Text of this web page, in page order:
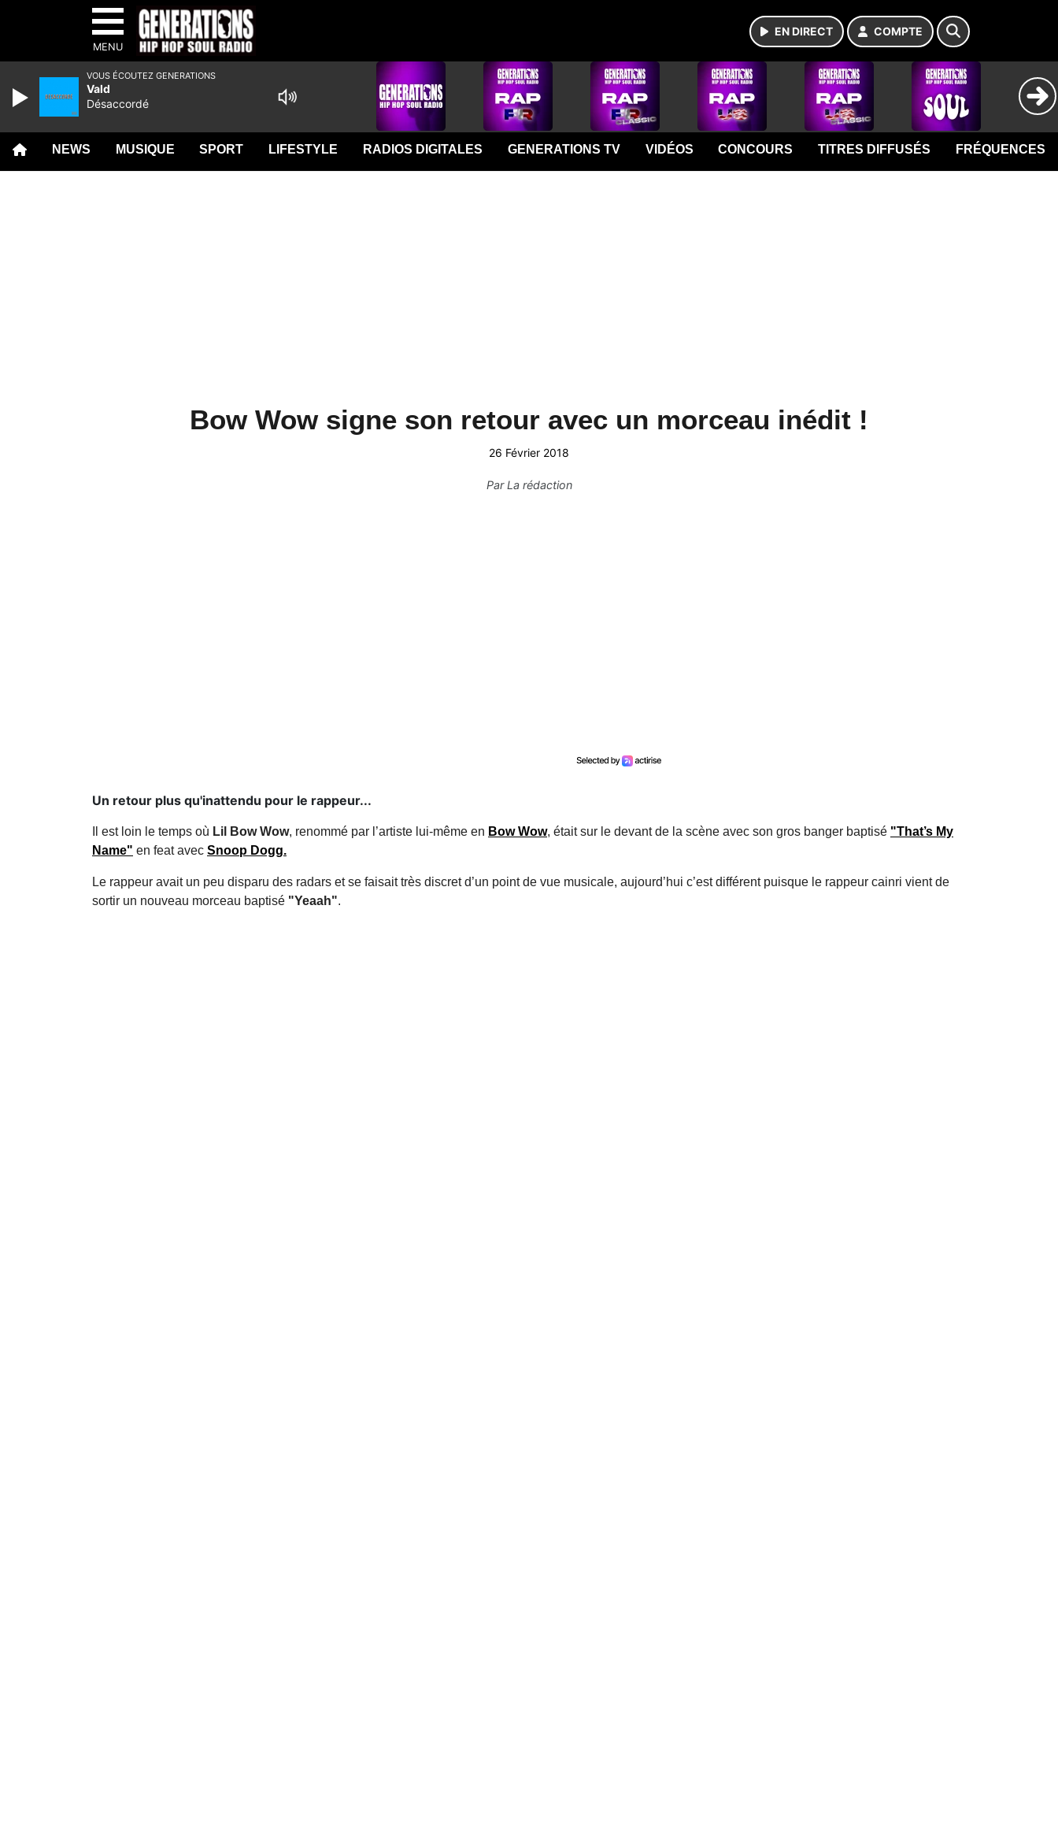
MENU
EN DIRECT COMPTE
NEWS MUSIQUE SPORT LIFESTYLE RADIOS DIGITALES GENERATIONS TV VIDÉOS CONCOURS TITRES DIFFUSÉS FRÉQUENCES
Bow Wow signe son retour avec un morceau inédit !
26 Février 2018
ParLa rédaction
Un retour plus qu'inattendu pour le rappeur...
Il est loin le temps où Lil Bow Wow, renommé par l’artiste lui-même en Bow Wow, était sur le devant de la scène avec son gros banger baptisé "That’s My
Name" en feat avec Snoop Dogg.
Le rappeur avait un peu disparu des radars et se faisait très discret d’un point de vue musicale, aujourd’hui c’est différent puisque le rappeur cainri vient de
sortir un nouveau morceau baptisé "Yeaah".
VOUS ÉCOUTEZ GENERATIONS
Vald
Désaccordé